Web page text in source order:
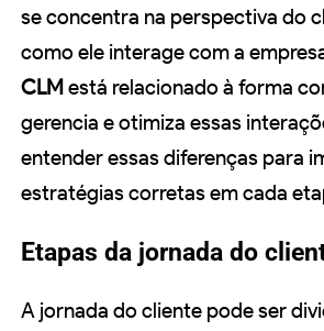
se concentra na perspectiva do
como ele interage com a
CLM está relacionado à forma
gerencia e otimiza essas
entender essas diferenças para
estratégias corretas em cada
Etapas da jornada do
A jornada do cliente pode ser